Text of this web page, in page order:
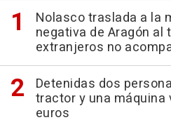
Nolasco traslada a la
negativa de Aragón al
extranjeros no
Detenidas dos
tractor y una máquina
euros